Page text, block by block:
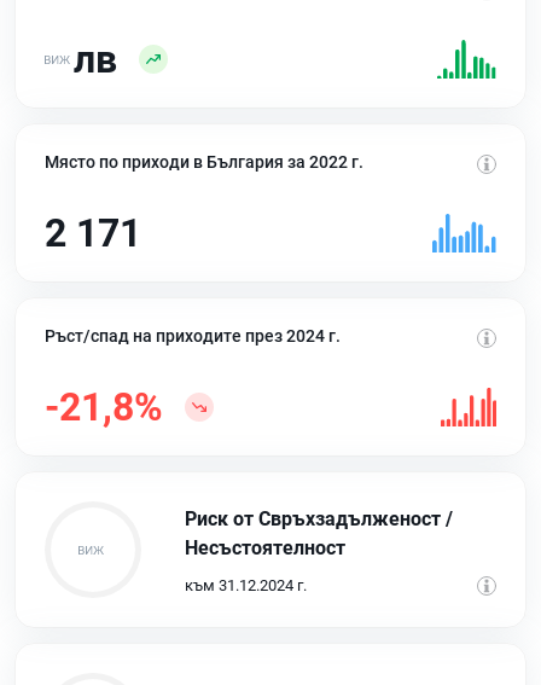
лв
Място по приходи в България за 2022 г.
2 171
Ръст/спад на приходите през 2024 г.
-21,8%
Риск от Свръхзадълженост /
Несъстоятелност
към 31.12.2024 г.